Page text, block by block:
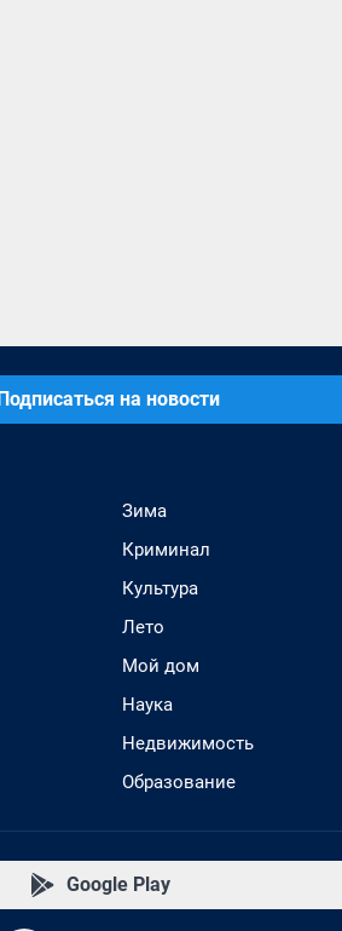
на новости
Зима
Криминал
Культура
Лето
Мой дом
Наука
Недвижимость
Образование
Google Play